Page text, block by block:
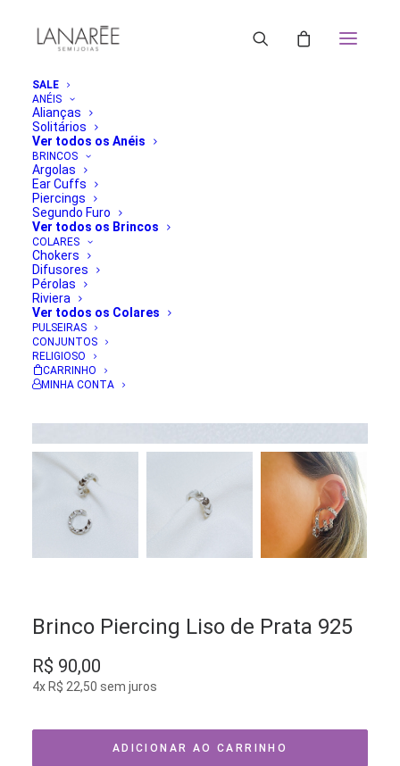
SALE
ANÉIS
Alianças
Solitários
Ver todos os Anéis
BRINCOS
Argolas
Ear Cuffs
Piercings
Segundo Furo
Ver todos os Brincos
COLARES
Chokers
Difusores
Pérolas
Riviera
Ver todos os Colares
PULSEIRAS
CONJUNTOS
RELIGIOSO
CARRINHO
MINHA CONTA
Brinco Piercing Liso de Prata 925
R$ 90,00
4x R$ 22,50 sem juros
ADICIONAR AO CARRINHO